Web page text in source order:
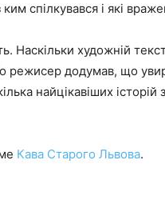
спілкувався і які
Наскільки художній
режисер додумав, що
найцікавіших історій
Кава Старого Львова.